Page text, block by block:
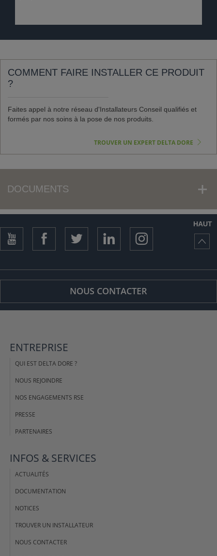
COMMENT FAIRE INSTALLER CE PRODUIT
?
Faites appel à notre réseau d'Installateurs Conseil qualifiés et
formés par nos soins à la pose de nos produits.
TROUVER UN EXPERT DELTA DORE
DOCUMENTS
HAUT
NOUS CONTACTER
ENTREPRISE
QUI EST DELTA DORE ?
NOUS REJOINDRE
NOS ENGAGEMENTS RSE
PRESSE
PARTENAIRES
INFOS & SERVICES
ACTUALITÉS
DOCUMENTATION
NOTICES
TROUVER UN INSTALLATEUR
NOUS CONTACTER